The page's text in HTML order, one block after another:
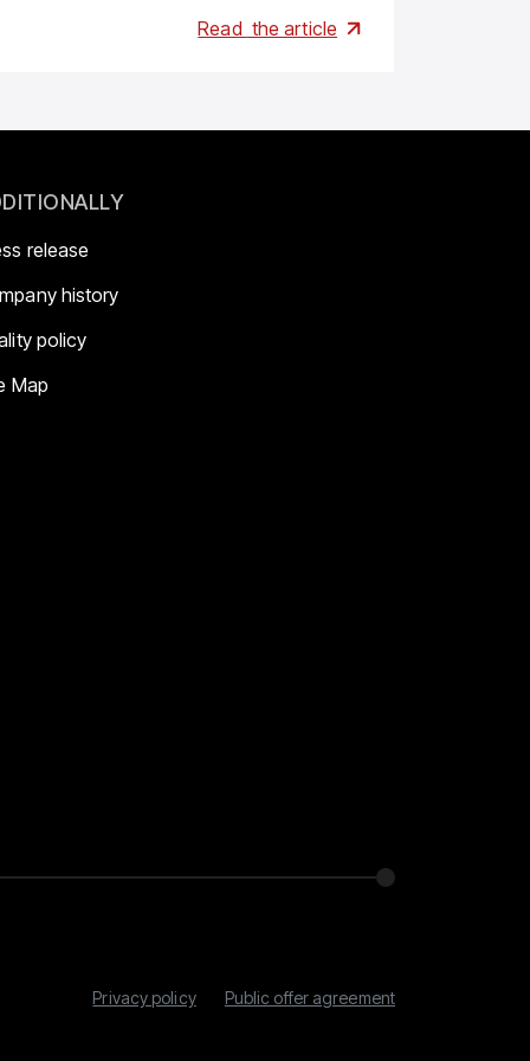
Read the article
release
history
policy
Map
Privacy policy Public offer agreement